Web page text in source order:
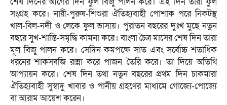
সংগ্রহ করে। নারী-পুরুষ-শিশুরা ঐতিহ্যবাহী পোশাক পরে নিকটস্থ
খাল-বিল-নদী ও লেকে ফুল ভাসায়। পুরাতন বছরের দুঃখ মুছে নতুন
বছরে সুখ-শান্তি-সমৃদ্ধি কামনা করে। বাংলা চৈত্র মাসের শেষ দিন তারা
মূল বিজু পালন করে। সেদিন কমপক্ষে সাত এবং সর্বোচ্চ শতাধিক
ধরনের শাকসবজি রান্না করে পাজন তৈরি করে। তা দিয়ে অতিথি
আপ্যায়ন করে। শেষ দিন তথা নতুন বছরের প্রথম দিন চাকমারা
ঐতিহ্যবাহী সুস্বাদু খাবার ও পানীয় গ্রহণের মাধ্যমে গোজ্যে-পোজ্যে
বা আরাম আয়েশ করেন।